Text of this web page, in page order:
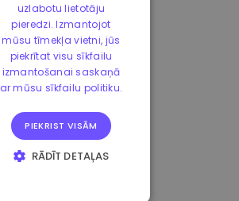
uzlabotu lietotāju
pieredzi. Izmantojot
mūsu tīmekļa vietni, jūs
piekrītat visu sīkfailu
izmantošanai saskaņā
ar mūsu sīkfailu politiku.
PIEKRIST VISĀM
RĀDĪT DETAĻAS